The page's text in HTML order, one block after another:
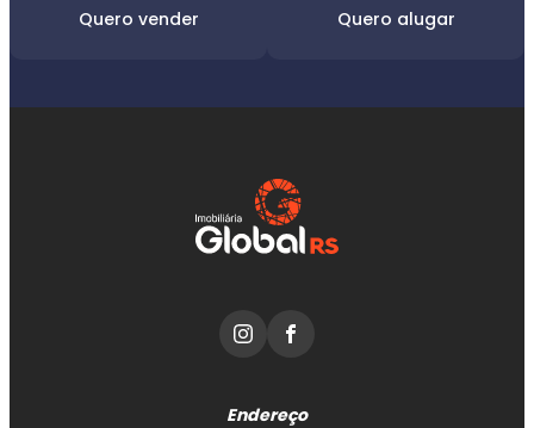
Quero vender Quero alugar
Endereço